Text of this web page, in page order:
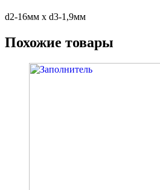
d2-16мм x d3-1,9мм
Похожие товары